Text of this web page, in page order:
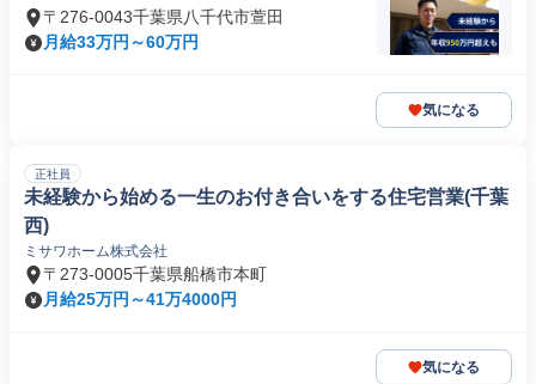
〒276-0043千葉県八千代市萱田
月給33万円～60万円
気になる
正社員
未経験から始める一生のお付き合いをする住宅営業(千葉
西)
ミサワホーム株式会社
〒273-0005千葉県船橋市本町
月給25万円～41万4000円
気になる